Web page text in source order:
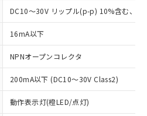
DC10～30V リップル(p-p) 10%含む、
16mA以下
NPNオープンコレクタ
200mA以下 (DC10～30V Class2)
動作表示灯(橙LED/点灯)